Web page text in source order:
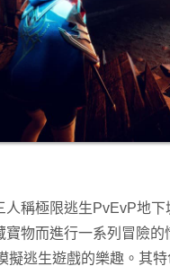
人稱極限逃生PvEvP地
寶物而進行一系列冒險
擬逃生遊戲的樂趣。其